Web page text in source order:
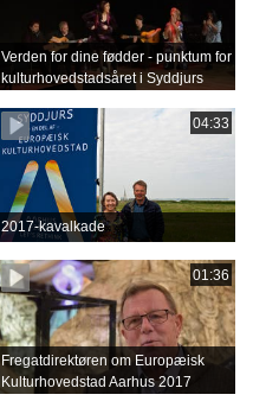
Verden for dine fødder - punktum for
kulturhovedstadsåret i Syddjurs
04:33
2017-kavalkade
01:36
Fregatdirektøren om Europæisk
Kulturhovedstad Aarhus 2017